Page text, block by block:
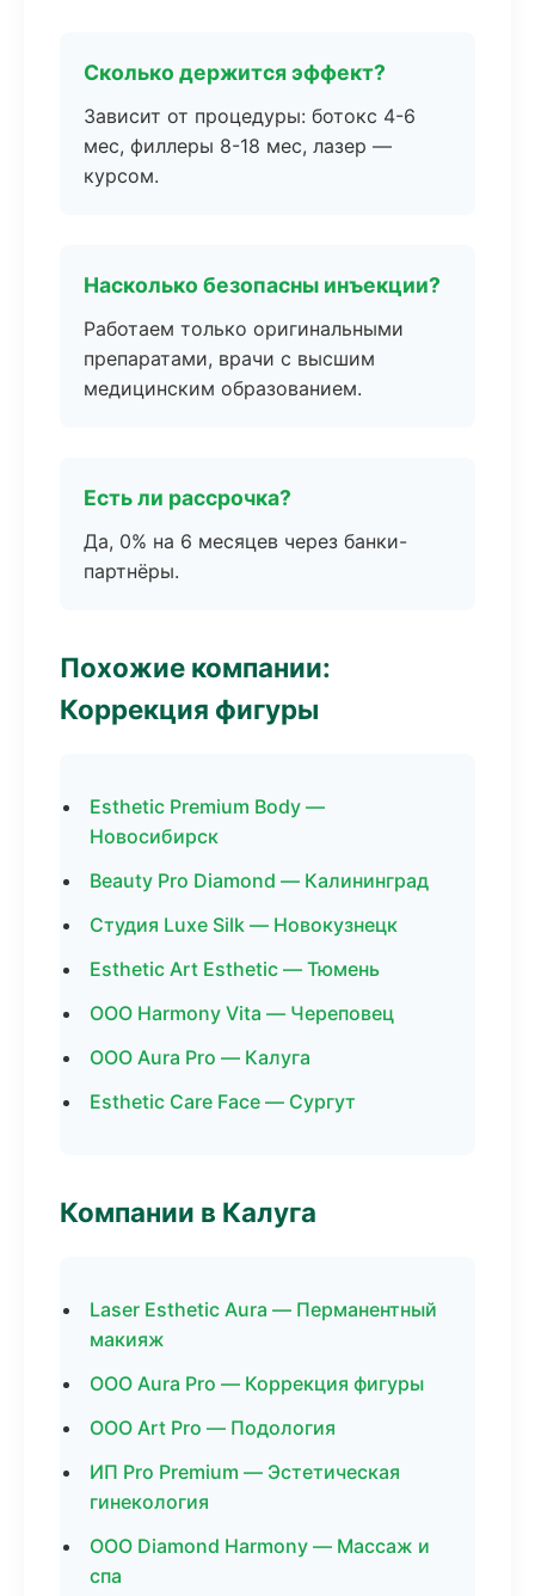
Сколько держится эффект?
Зависит от процедуры: ботокс 4-6
мес, филлеры 8-18 мес, лазер —
курсом.
Насколько безопасны инъекции?
Работаем только оригинальными
препаратами, врачи с высшим
медицинским образованием.
Есть ли рассрочка?
Да, 0% на 6 месяцев через банки-
партнёры.
Похожие компании:
Коррекция фигуры
Esthetic Premium Body —
Новосибирск
Beauty Pro Diamond — Калининград
Студия Luxe Silk — Новокузнецк
Esthetic Art Esthetic — Тюмень
ООО Harmony Vita — Череповец
ООО Aura Pro — Калуга
Esthetic Care Face — Сургут
Компании в Калуга
Laser Esthetic Aura — Перманентный
макияж
ООО Aura Pro — Коррекция фигуры
ООО Art Pro — Подология
ИП Pro Premium — Эстетическая
гинекология
ООО Diamond Harmony — Массаж и
спа